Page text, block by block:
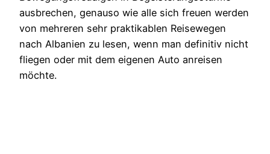
ausbrechen, genauso wie alle sich freuen werden
von mehreren sehr praktikablen Reisewegen
nach Albanien zu lesen, wenn man definitiv nicht
fliegen oder mit dem eigenen Auto anreisen
möchte.